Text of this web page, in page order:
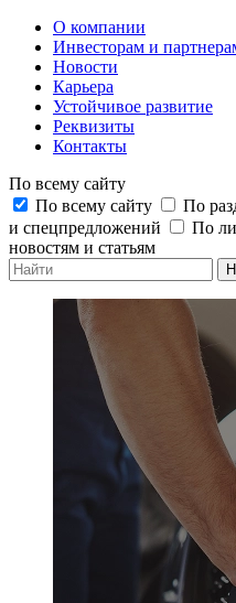
О компании
Инвесторам и
Новости
Карьера
Устойчивое развитие
Реквизиты
Контакты
По всему сайту
По всему сайту
По
и спецпредложений
По
новостям и статьям